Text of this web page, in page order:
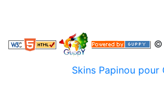
©
Skins Papinou